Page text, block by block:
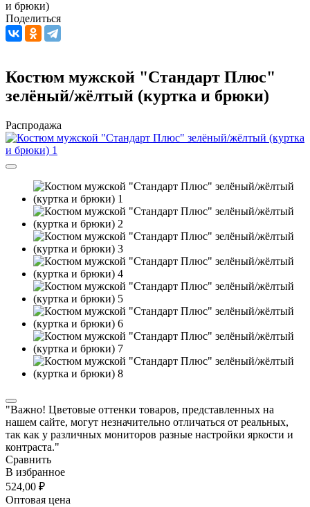
и брюки)
Поделиться
Костюм мужской "Стандарт Плюс"
зелёный/жёлтый (куртка и брюки)
Распродажа
"Важно! Цветовые оттенки товаров, представленных на
нашем сайте, могут незначительно отличаться от реальных,
так как у различных мониторов разные настройки яркости и
контраста."
Сравнить
В избранное
524,00 ₽
Оптовая цена